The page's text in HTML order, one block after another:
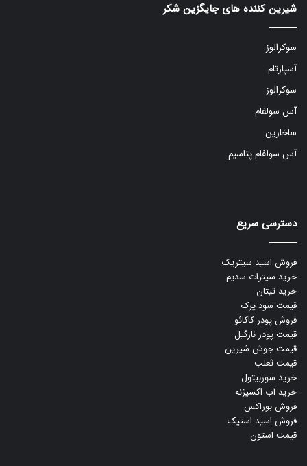
شیرین کننده های جایگزین شکر
سوکرالوز
آسپارتام
سوکرالوز
آس سولفام
ساخارین
آس سولفام پتاسیم
دسترسی سریع
فروش اسید سیتریک
خرید سیترات سدیم
خرید تیتان
قیمت سود پرک
فروش پودر کاکائو
قیمت پودر نارگیل
قیمت جوش شیرین
قیمت ثعلب
خرید سوربیتول
خرید آب اکسیژنه
فروش بوراکس
فروش اسید استیک
قیمت استون